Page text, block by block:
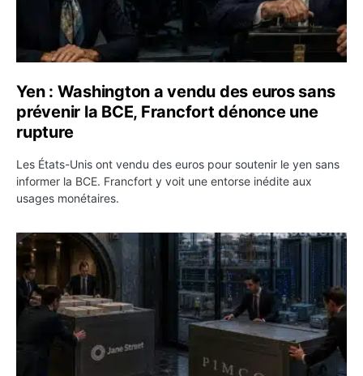
Yen : Washington a vendu des euros sans
prévenir la BCE, Francfort dénonce une
rupture
Les États-Unis ont vendu des euros pour soutenir le yen sans
informer la BCE. Francfort y voit une entorse inédite aux
usages monétaires.
Jane Street négocie le transfert de 11 milliards de